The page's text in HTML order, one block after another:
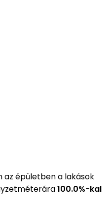
az épületben a lakások
100.0%-kal